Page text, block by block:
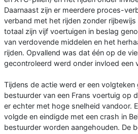
Daarnaast zijn er meerdere proces-
verband met het rijden zonder rijbewijs
totaal zijn vijf voertuigen in beslag
van verdovende middelen en het
rijden. Opvallend was dat één op de
gecontroleerd werd onder invloed een
Tijdens de actie werd er een volgteken
bestuurder van een Frans voertuig op
er echter met hoge snelheid vandoor.
volgde en eindigde met een crash in
bestuurder worden aangehouden. De